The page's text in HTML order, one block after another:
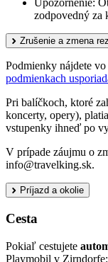
Upozornenie:
zodpovedný za
Zrušenie a zmena
Podmienky nájdete vo
podmienkach
Pri balíčkoch, ktoré
koncerty, opery),
vstupenky ihneď po
V prípade záujmu o
info@travelking.sk.
Príjazd a okolie
Cesta
Pokiaľ cestujete
Playmobil v Zirndorfe: